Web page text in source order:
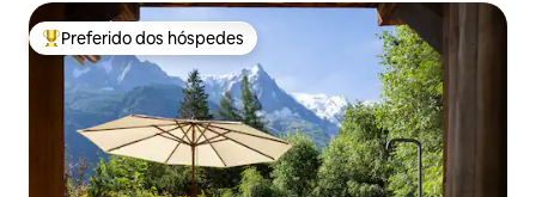
Entre os melhores preferidos dos hóspedes
Preferido dos hóspedes